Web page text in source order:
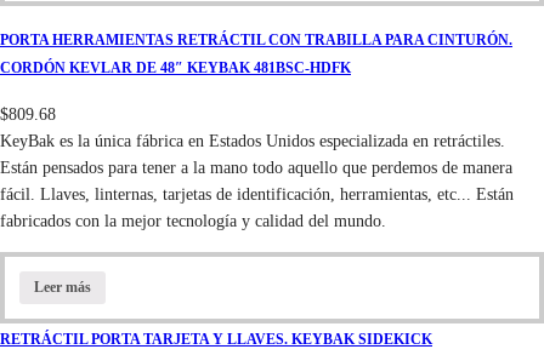
PORTA HERRAMIENTAS RETRÁCTIL CON TRABILLA PARA CINTURÓN.
CORDÓN KEVLAR DE 48″ KEYBAK 481BSC-HDFK
$809.68
KeyBak es la única fábrica en Estados Unidos especializada en retráctiles.
Están pensados para tener a la mano todo aquello que perdemos de manera
fácil. Llaves, linternas, tarjetas de identificación, herramientas, etc... Están
fabricados con la mejor tecnología y calidad del mundo.
Leer más
RETRÁCTIL PORTA TARJETA Y LLAVES. KEYBAK SIDEKICK